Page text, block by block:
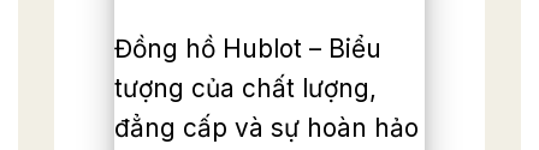
Đồng hồ Hublot – Biểu
tượng của chất lượng,
đẳng cấp và sự hoàn hảo